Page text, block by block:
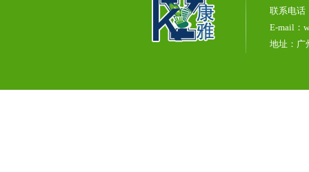
联系电话
E-mail：
地址：广